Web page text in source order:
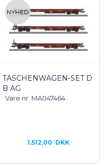
TASCHENWAGEN-SET D
B AG
Vare nr. MA047464
1.512,00 DKK